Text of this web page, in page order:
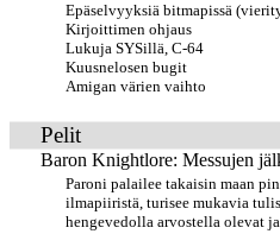
Epäselvyyksiä bitmapissä
Kirjoittimen ohjaus
Lukuja SYSillä, C-64
Kuusnelosen bugit
Amigan värien vaihto
Pelit
Baron Knightlore: Messujen
Paroni palailee takaisin maan
ilmapiiristä, turisee mukavia
hengevedolla arvostella olevat